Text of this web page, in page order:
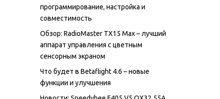
программирование, настройка и
совместимость
Обзор: RadioMaster TX15 Max – лучший
аппарат управления с цветным
сенсорным экраном
Что будет в Betaflight 4.6 – новые
функции и улучшения